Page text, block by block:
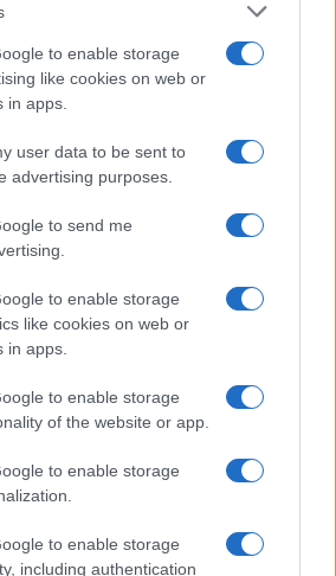
to enable storage
like cookies on web or
in apps.
user data to be sent to
advertising purposes.
to send me
to enable storage
like cookies on web or
in apps.
to enable storage
of the website or app.
to enable storage
to enable storage
including authentication
del
, basandosi su dati
prima: sulla base delle
sono stati richiesti
delle emissioni di CO2
zero in tempi troppo
– le condizioni del
di rispettare queste
parole di De Meo,
obiettivi, sia in termini di
di vendere i modelli prodotti.
per dire che
il 100% elettrico